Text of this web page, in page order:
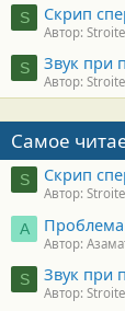
S Скрип
Автор:
S Звук при
Автор:
Самое
S Скрип
Автор:
А
Автор:
S Звук при
Автор: